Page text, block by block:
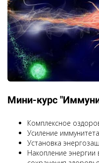
Мини-курс
Комплексное
Усиление иммунитета
Установка
Накопление энергии